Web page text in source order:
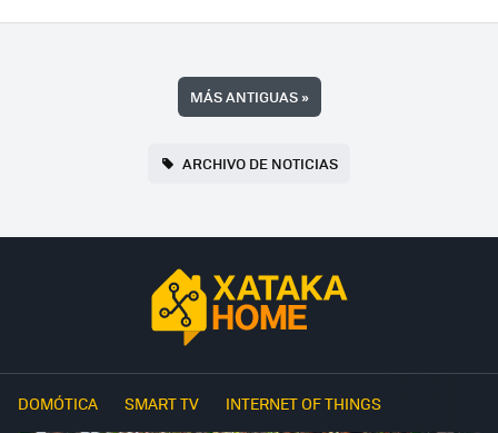
MÁS ANTIGUAS»
ARCHIVO DE NOTICIAS
DOMÓTICA SMART TV INTERNET OF THINGS